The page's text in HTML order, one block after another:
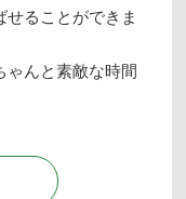
せることができま
ゃんと素敵な時間